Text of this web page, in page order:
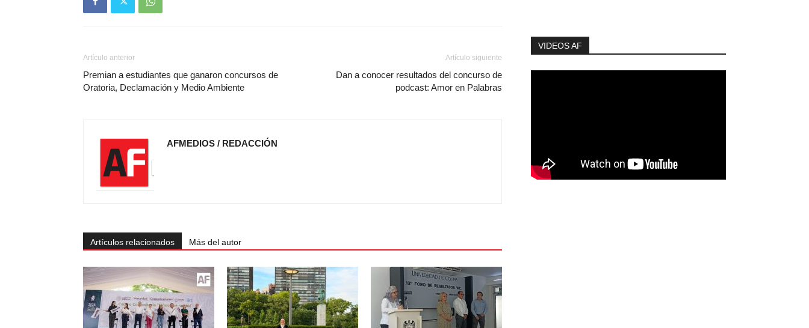
Artículo anterior
Premian a estudiantes que ganaron concursos de
Oratoria, Declamación y Medio Ambiente
Artículo siguiente
Dan a conocer resultados del concurso de
podcast: Amor en Palabras
AFMEDIOS / REDACCIÓN
Artículos relacionados Más del autor
VIDEOS AF